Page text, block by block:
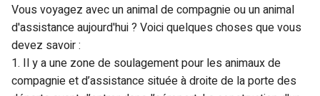
Vous voyagez avec un animal de compagnie ou un animal
d'assistance aujourd'hui ? Voici quelques choses que vous
devez savoir :
1. Il y a une zone de soulagement pour les animaux de
compagnie et d’assistance située à droite de la porte des